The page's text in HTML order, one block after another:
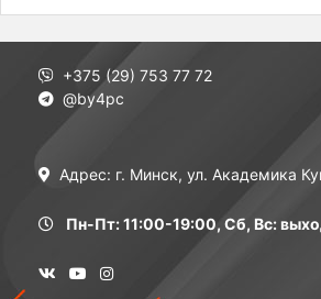
+375 (29) 753 77 72
@by4pc
Адрес: г. Минск, ул. Академика
Пн-Пт: 11:00-19:00, Сб, Вс: